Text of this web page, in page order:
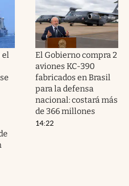
el
El Gobierno compra 2
aviones KC-390
fabricados en Brasil
para la defensa
nacional: costará más
de 366 millones
14:22